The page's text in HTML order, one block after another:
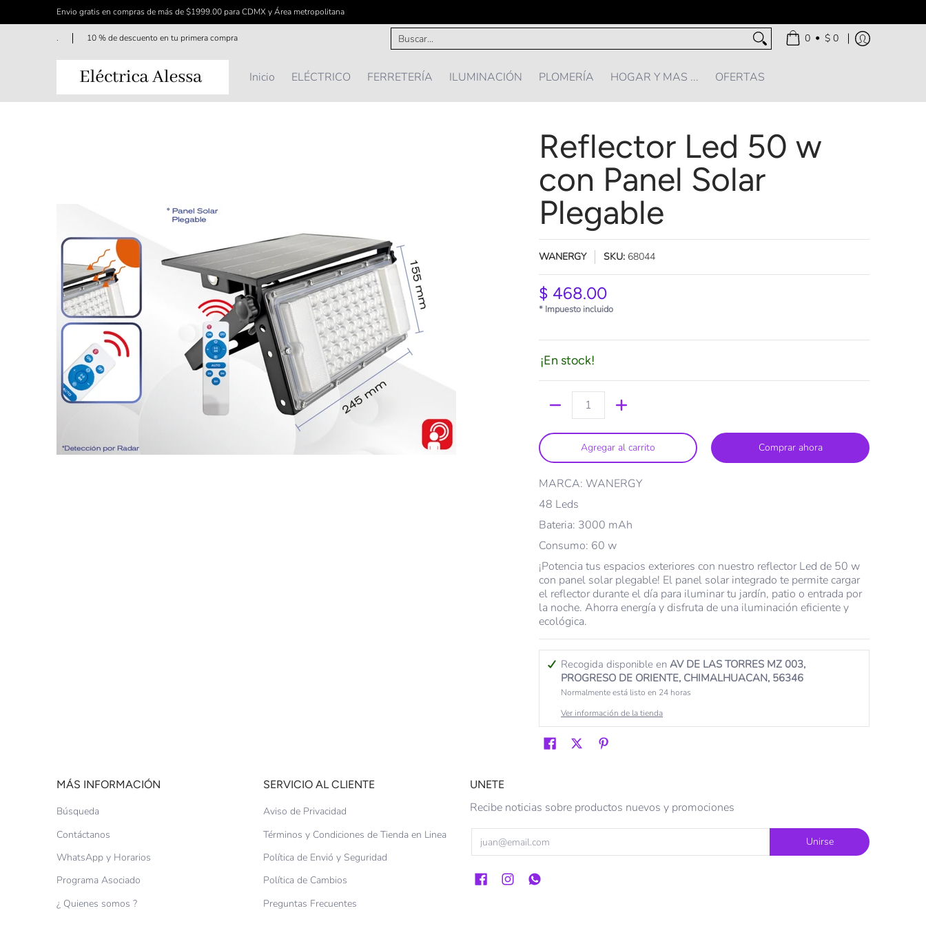
Saltar al contenido principal
Envio gratis en compras de más de $1999.00 para CDMX y Área metropolitana
Inicio ELÉCTRICO FERRETERÍA PLOMERÍA HOGAR Y MAS ... OFERTAS
. 10 % de descuento en tu primera compra Buscar... 0 • $ 0
Inicio ELÉCTRICO FERRETERÍA ILUMINACIÓN PLOMERÍA HOGAR Y MAS ... OFERTAS
Reflector Led 50 w
con Panel Solar
Plegable
WANERGY SKU: 68044
$ 468.00
* Impuesto incluido
¡En stock!
Agregar al carrito Comprar ahora
MARCA: WANERGY
48 Leds
Bateria: 3000 mAh
Consumo: 60 w
¡Potencia tus espacios exteriores con nuestro reflector Led de 50 w
con panel solar plegable! El panel solar integrado te permite cargar
el reflector durante el día para iluminar tu jardín, patio o entrada por
la noche. Ahorra energía y disfruta de una iluminación eficiente y
ecológica.
Recogida disponible enAV DE LAS TORRES MZ 003,
PROGRESO DE ORIENTE, CHIMALHUACAN, 56346
Normalmente está listo en 24 horas
Ver información de la tienda
MÁS INFORMACIÓN
Búsqueda
Contáctanos
WhatsApp y Horarios
Programa Asociado
¿ Quienes somos ?
SERVICIO AL CLIENTE
Aviso de Privacidad
Términos y Condiciones de Tienda en Linea
Política de Envió y Seguridad
Política de Cambios
Preguntas Frecuentes
UNETE
Recibe noticias sobre productos nuevos y promociones
Unirse